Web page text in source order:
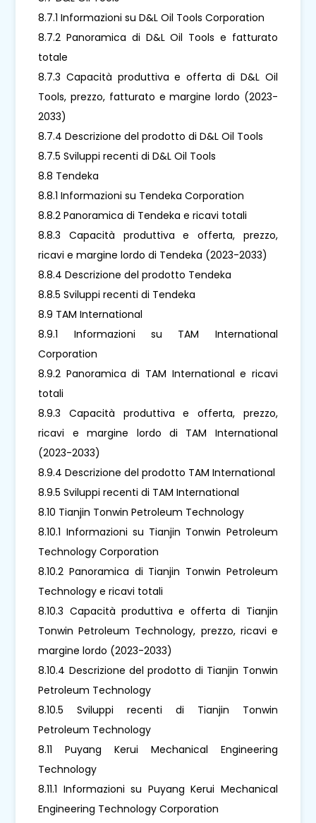
8.7.1 Informazioni su D&L Oil Tools Corporation
8.7.2 Panoramica di D&L Oil Tools e fatturato
totale
8.7.3 Capacità produttiva e offerta di D&L Oil
Tools, prezzo, fatturato e margine lordo (2023-
2033)
8.7.4 Descrizione del prodotto di D&L Oil Tools
8.7.5 Sviluppi recenti di D&L Oil Tools
8.8 Tendeka
8.8.1 Informazioni su Tendeka Corporation
8.8.2 Panoramica di Tendeka e ricavi totali
8.8.3 Capacità produttiva e offerta, prezzo,
ricavi e margine lordo di Tendeka (2023-2033)
8.8.4 Descrizione del prodotto Tendeka
8.8.5 Sviluppi recenti di Tendeka
8.9 TAM International
8.9.1 Informazioni su TAM International
Corporation
8.9.2 Panoramica di TAM International e ricavi
totali
8.9.3 Capacità produttiva e offerta, prezzo,
ricavi e margine lordo di TAM International
(2023-2033)
8.9.4 Descrizione del prodotto TAM International
8.9.5 Sviluppi recenti di TAM International
8.10 Tianjin Tonwin Petroleum Technology
8.10.1 Informazioni su Tianjin Tonwin Petroleum
Technology Corporation
8.10.2 Panoramica di Tianjin Tonwin Petroleum
Technology e ricavi totali
8.10.3 Capacità produttiva e offerta di Tianjin
Tonwin Petroleum Technology, prezzo, ricavi e
margine lordo (2023-2033)
8.10.4 Descrizione del prodotto di Tianjin Tonwin
Petroleum Technology
8.10.5 Sviluppi recenti di Tianjin Tonwin
Petroleum Technology
8.11 Puyang Kerui Mechanical Engineering
Technology
8.11.1 Informazioni su Puyang Kerui Mechanical
Engineering Technology Corporation